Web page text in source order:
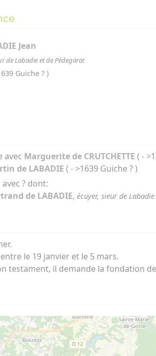
Jean
de Labadie et de Pédegarat
Guiche ? )
avec Marguerite de CRUTCHETTE ( -
de LABADIE ( - >1639 Guiche ? )
? dont:
de LABADIE, écuyer, sieur de
le 19 janvier et le 5 mars.
testament, il demande la fondation